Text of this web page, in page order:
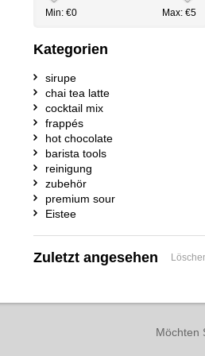
Min: €0 Max: €5
Kategorien
sirupe
chai tea latte
cocktail mix
frappés
hot chocolate
barista tools
reinigung
zubehör
premium sour
Eistee
Zuletzt angesehen
Möchten